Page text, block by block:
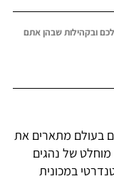
ובקהילות שבהן אתם
בעולם מתארים את
של נהגים
במכונית